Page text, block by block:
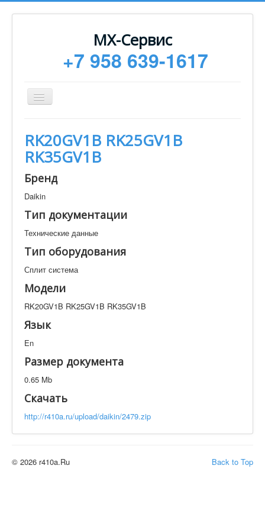
МХ-Сервис
+7 958 639-1617
Toggle
Navigation
Монтаж
Сервисное обслуживание
Техническая документация
Контакты
Техническая документация
RK20GV1B RK25GV1B RK35GV1B
Искать
Производитель
Элементов на страницу
RK20GV1B RK25GV1B
RK35GV1B
Бренд
Daikin
Тип документации
Технические данные
Тип оборудования
Сплит система
Модели
RK20GV1B RK25GV1B RK35GV1B
Язык
En
Размер документа
0.65 Mb
Скачать
http://r410a.ru/upload/daikin/2479.zip
Back to Top
© 2026 r410a.Ru